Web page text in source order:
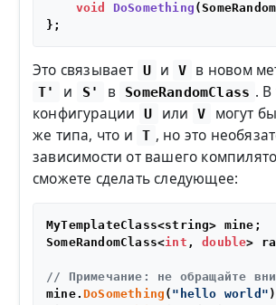
void
DoSomething
Это связывает U и V в новом
T' и S' в SomeRandomClass . В
конфигурации
U или V
могут
же типа, что и
T , но это
зависимости от вашего
сможете сделать следующее:
MyTemplateClass<string> mine;
SomeRandomClass<int , double>
// Примечание: не обращайте
mine. DoSomething ( "hello world"